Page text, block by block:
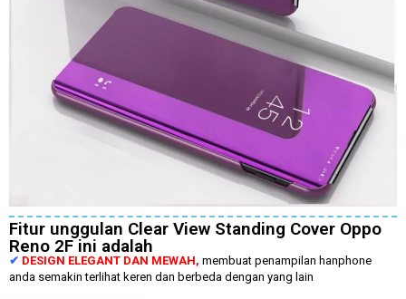
Fitur unggulan Clear View Standing Cover Oppo
Reno 2F ini adalah
✔ DESIGN ELEGANT DAN MEWAH, membuat penampilan hanphone
anda semakin terlihat keren dan berbeda dengan yang lain